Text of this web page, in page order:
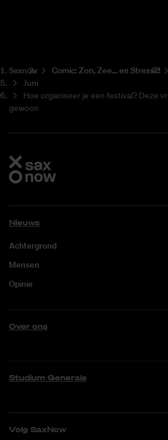
Saxnow Co­mic: Zon, Zee... en Stress?!
Juni
Hoe organiseer je een festival? Deze
gewoon
Nieuws
Achtergrond
Mensen
Opinie
Over ons
Studium Generale
Volg SaxNow